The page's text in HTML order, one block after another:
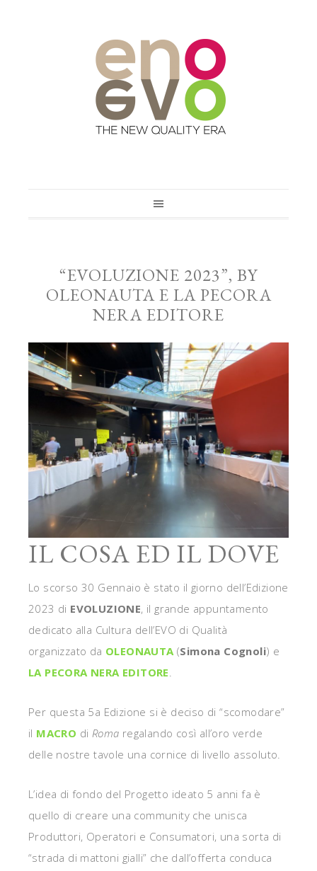
“EVOLUZIONE 2023”, BY
OLEONAUTA E LA PECORA
NERA EDITORE
IL COSA ED IL DOVE
Lo scorso 30 Gennaio è stato il giorno dell’Edizione
2023 di EVOLUZIONE, il grande appuntamento
dedicato alla Cultura dell’EVO di Qualità
organizzato da OLEONAUTA(Simona Cognoli) e
LA PECORA NERA EDITORE.
Per questa 5a Edizione si è deciso di “scomodare”
il MACRO di Roma regalando così all’oro verde
delle nostre tavole una cornice di livello assoluto.
L’idea di fondo del Progetto ideato 5 anni fa è
quello di creare una community che unisca
Produttori, Operatori e Consumatori, una sorta di
“strada di mattoni gialli” che dall’offerta conduca